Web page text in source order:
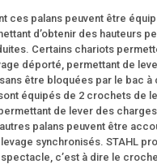
ces palans peuvent être
d’obtenir des hauteurs
Certains chariots
déporté, permettant de
être bloquées par le bac à
équipés de 2 crochets de
de lever des
palans peuvent être
synchronisés. STAHL
c’est à dire le